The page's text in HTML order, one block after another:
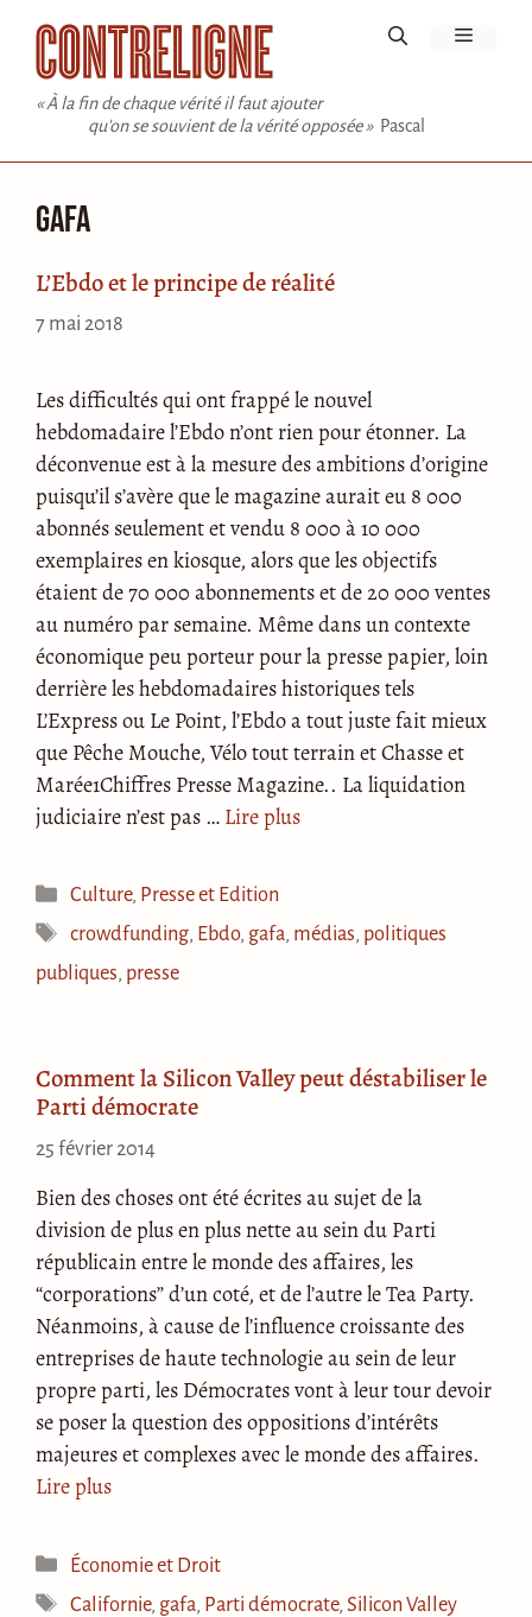
contenu
« À la fin de chaque vérité il faut ajouter
qu'on se souvient de la vérité opposée » Pascal
Menu
gafa
L’Ebdo et le principe de réalité
7 mai 2018
Les difficultés qui ont frappé le nouvel
hebdomadaire l’Ebdo n’ont rien pour étonner. La
déconvenue est à la mesure des ambitions d’origine
puisqu’il s’avère que le magazine aurait eu 8 000
abonnés seulement et vendu 8 000 à 10 000
exemplaires en kiosque, alors que les objectifs
étaient de 70 000 abonnements et de 20 000 ventes
au numéro par semaine. Même dans un contexte
économique peu porteur pour la presse papier, loin
derrière les hebdomadaires historiques tels
L’Express ou Le Point, l’Ebdo a tout juste fait mieux
que Pêche Mouche, Vélo tout terrain et Chasse et
Marée1Chiffres Presse Magazine.. La liquidation
judiciaire n’est pas … Lire plus
Catégories
Culture, Presse et Edition
Étiquettes
crowdfunding, Ebdo, gafa, médias, politiques
publiques, presse
Comment la Silicon Valley peut déstabiliser le
Parti démocrate
25 février 2014
Bien des choses ont été écrites au sujet de la
division de plus en plus nette au sein du Parti
républicain entre le monde des affaires, les
“corporations” d’un coté, et de l’autre le Tea Party.
Néanmoins, à cause de l’influence croissante des
entreprises de haute technologie au sein de leur
propre parti, les Démocrates vont à leur tour devoir
se poser la question des oppositions d’intérêts
majeures et complexes avec le monde des affaires.
Lire plus
Catégories
Économie et Droit
Étiquettes
Californie, gafa, Parti démocrate,Silicon Valley